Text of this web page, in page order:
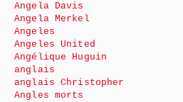
Angela Davis
Angela Merkel
Angeles
Angeles United
Angélique Huguin
anglais
anglais Christopher
Angles morts